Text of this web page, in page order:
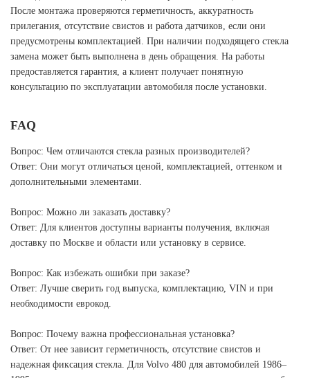
После монтажа проверяются герметичность, аккуратность
прилегания, отсутствие свистов и работа датчиков, если они
предусмотрены комплектацией. При наличии подходящего стекла
замена может быть выполнена в день обращения. На работы
предоставляется гарантия, а клиент получает понятную
консультацию по эксплуатации автомобиля после установки.
FAQ
Вопрос: Чем отличаются стекла разных производителей?
Ответ: Они могут отличаться ценой, комплектацией, оттенком и
дополнительными элементами.
Вопрос: Можно ли заказать доставку?
Ответ: Для клиентов доступны варианты получения, включая
доставку по Москве и области или установку в сервисе.
Вопрос: Как избежать ошибки при заказе?
Ответ: Лучше сверить год выпуска, комплектацию, VIN и при
необходимости еврокод.
Вопрос: Почему важна профессиональная установка?
Ответ: От нее зависит герметичность, отсутствие свистов и
надежная фиксация стекла. Для Volvo 480 для автомобилей 1986–